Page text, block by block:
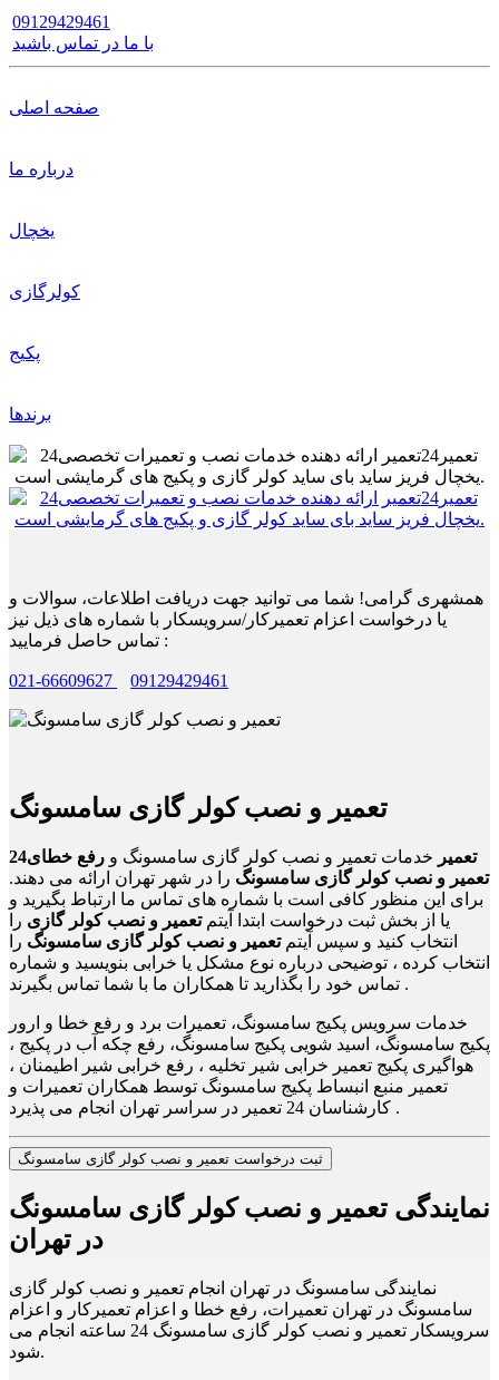
09129429461
با ما در تماس باشید
صفحه اصلی
درباره ما
یخچال
کولرگازی
پکیج
برندها
همشهری گرامی! شما می توانید جهت دریافت اطلاعات، سوالات و
یا درخواست اعزام تعمیرکار/سرویسکار با شماره های ذیل نیز
تماس حاصل فرمایید :
021-66609627 09129429461
تعمیر و نصب کولر گازی سامسونگ
24تعمیر خدمات تعمیر و نصب کولر گازی سامسونگ و رفع خطای
تعمیر و نصب کولر گازی سامسونگ را در شهر تهران ارائه می دهند.
برای این منظور کافی است با شماره های تماس ما ارتباط بگیرید و
یا از بخش ثبت درخواست ابتدا آیتمتعمیر و نصب کولر گازی را
انتخاب کنید و سپس آیتمتعمیر و نصب کولر گازی سامسونگ را
انتخاب کرده ، توضیحی درباره نوع مشکل یا خرابی بنویسید و شماره
تماس خود را بگذارید تا همکاران ما با شما تماس بگیرند .
خدمات سرویس پکیج سامسونگ، تعمیرات برد و رفع خطا و ارور
پکیج سامسونگ، اسید شویی پکیج سامسونگ، رفع چکه آب در پکیج ،
هواگیری پکیج تعمیر خرابی شیر تخلیه ، رفع خرابی شیر اطیمنان ،
تعمیر منبع انبساط پکیج سامسونگ توسط همکاران تعمیرات و
کارشناسان 24 تعمیر در سراسر تهران انجام می پذیرد .
ثبت درخواست تعمیر و نصب کولر گازی سامسونگ
نمایندگی تعمیر و نصب کولر گازی سامسونگ
در تهران
نمایندگی سامسونگ در تهران انجام تعمیر و نصب کولر گازی
سامسونگ در تهران تعمیرات، رفع خطا و اعزام تعمیرکار و اعزام
سرویسکار تعمیر و نصب کولر گازی سامسونگ 24 ساعته انجام می
شود.